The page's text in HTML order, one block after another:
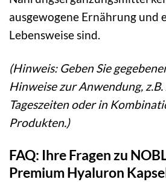
ausgewogene Ernährung und
Lebensweise sind.
(Hinweis: Geben Sie
Hinweise zur Anwendung,
Tageszeiten oder in
Produkten.)
FAQ: Ihre Fragen zu
Premium Hyaluron